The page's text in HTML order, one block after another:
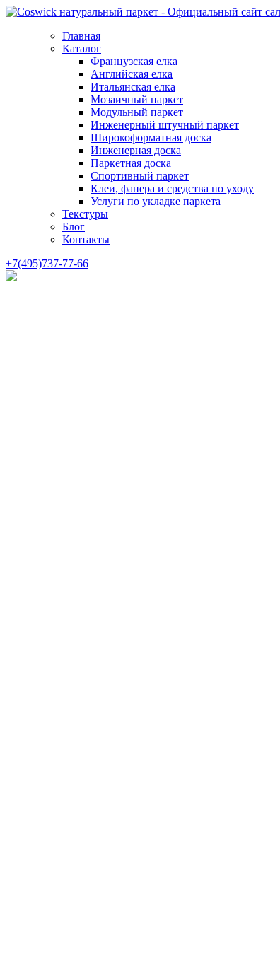
Главная
Каталог
Французская елка
Английская елка
Итальянская елка
Мозаичный паркет
Модульный паркет
Инженерный штучный паркет
Широкоформатная доска
Инженерная доска
Паркетная доска
Спортивный паркет
Клеи, фанера и средства по уходу
Услуги по укладке паркета
Текстуры
Блог
Контакты
+7(495)737-77-66